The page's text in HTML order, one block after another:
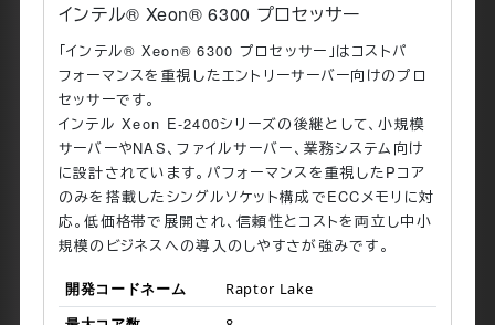
インテル® Xeon® 6300 プロセッサー
「インテル® Xeon® 6300 プロセッサー」はコストパ
フォーマンスを重視したエントリーサーバー向けのプロ
セッサーです。
インテル Xeon E-2400シリーズの後継として、小規模
サーバーやNAS、ファイルサーバー、業務システム向け
に設計されています。パフォーマンスを重視したPコア
のみを搭載したシングルソケット構成でECCメモリに対
応。低価格帯で展開され、信頼性とコストを両立し中小
規模のビジネスへの導入のしやすさが強みです。
開発コードネーム
Raptor Lake